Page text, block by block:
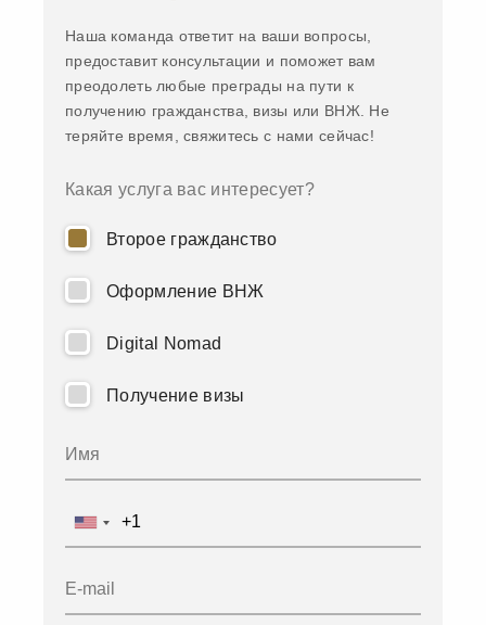
Наша команда ответит на ваши вопросы,
предоставит консультации и поможет вам
преодолеть любые преграды на пути к
получению гражданства, визы или ВНЖ. Не
теряйте время, свяжитесь с нами сейчас!
Какая услуга вас интересует?
Второе гражданство
Оформление ВНЖ
Digital Nomad
Получение визы